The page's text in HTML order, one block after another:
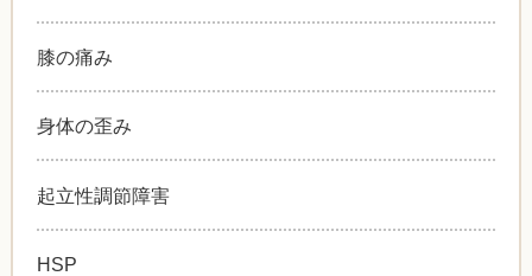
膝の痛み
身体の歪み
起立性調節障害
HSP